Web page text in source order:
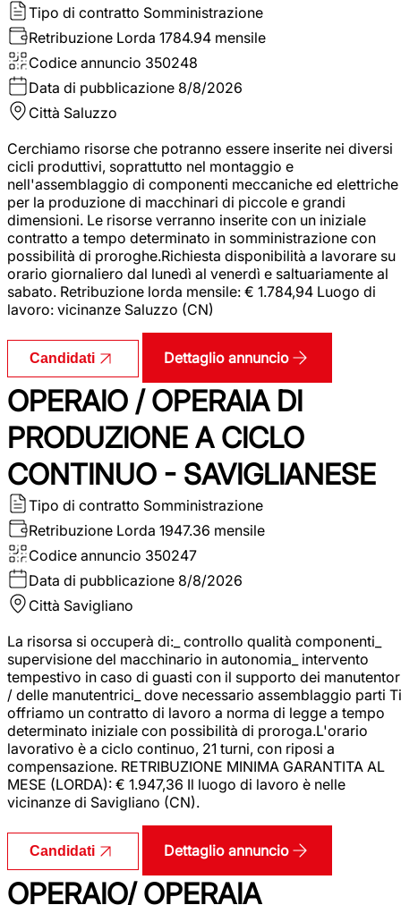
Tipo di contratto Somministrazione
Retribuzione Lorda 1784.94 mensile
Codice annuncio 350248
Data di pubblicazione 8/8/2026
Città Saluzzo
Cerchiamo risorse che potranno essere inserite nei diversi
cicli produttivi, soprattutto nel montaggio e
nell'assemblaggio di componenti meccaniche ed elettriche
per la produzione di macchinari di piccole e grandi
dimensioni. Le risorse verranno inserite con un iniziale
contratto a tempo determinato in somministrazione con
possibilità di proroghe.Richiesta disponibilità a lavorare su
orario giornaliero dal lunedì al venerdì e saltuariamente al
sabato. Retribuzione lorda mensile: € 1.784,94 Luogo di
lavoro: vicinanze Saluzzo (CN)
Candidati Dettaglio annuncio
OPERAIO / OPERAIA DI
PRODUZIONE A CICLO
CONTINUO - SAVIGLIANESE
Tipo di contratto Somministrazione
Retribuzione Lorda 1947.36 mensile
Codice annuncio 350247
Data di pubblicazione 8/8/2026
Città Savigliano
La risorsa si occuperà di:_ controllo qualità componenti_
supervisione del macchinario in autonomia_ intervento
tempestivo in caso di guasti con il supporto dei
/ delle manutentrici_ dove necessario assemblaggio parti Ti
offriamo un contratto di lavoro a norma di legge a tempo
determinato iniziale con possibilità di proroga.L'orario
lavorativo è a ciclo continuo, 21 turni, con riposi a
compensazione. RETRIBUZIONE MINIMA GARANTITA AL
MESE (LORDA): € 1.947,36 Il luogo di lavoro è nelle
vicinanze di Savigliano (CN).
Candidati Dettaglio annuncio
OPERAIO/ OPERAIA